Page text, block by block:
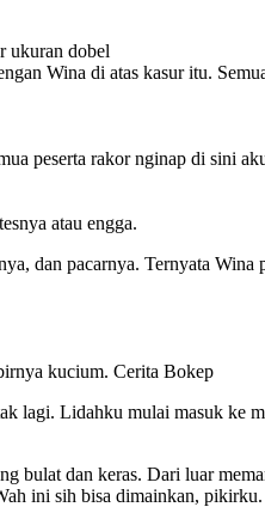
ukuran dobel
Wina di atas kasur itu.
peserta rakor nginap di sini
atau engga.
dan pacarnya. Ternyata
kucium. Cerita Bokep
lagi. Lidahku mulai masuk ke
dan keras. Dari luar
ini sih bisa dimainkan, pikirku.